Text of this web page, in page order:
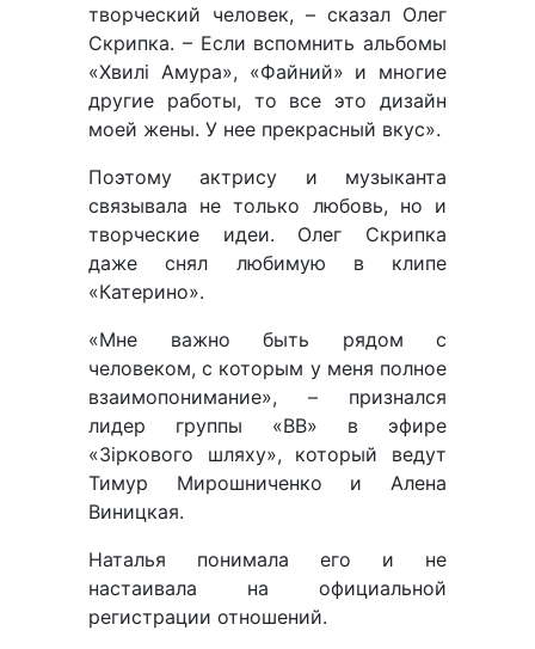
творческий человек, – сказал Олег
Скрипка. – Если вспомнить альбомы
«Хвилі Амура», «Файний» и многие
другие работы, то все это дизайн
моей жены. У нее прекрасный вкус».
Поэтому актрису и музыканта
связывала не только любовь, но и
творческие идеи. Олег Скрипка
даже снял любимую в клипе
«Катерино».
«Мне важно быть рядом с
человеком, с которым у меня полное
взаимопонимание», – признался
лидер группы «ВВ» в эфире
«Зіркового шляху», который ведут
Тимур Мирошниченко и Алена
Виницкая.
Наталья понимала его и не
настаивала на официальной
регистрации отношений.